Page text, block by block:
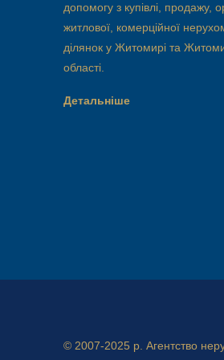
допомогу з купівлі, продажу,
житлової, комерційної
ділянок у Житомирі та
області.
Детальніше
© 2007-2025 р. Агентство